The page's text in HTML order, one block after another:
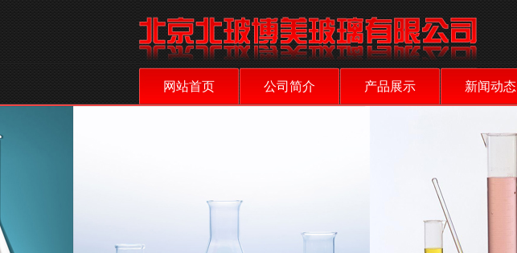
网站首页 公司简介 产品展示 新闻动态